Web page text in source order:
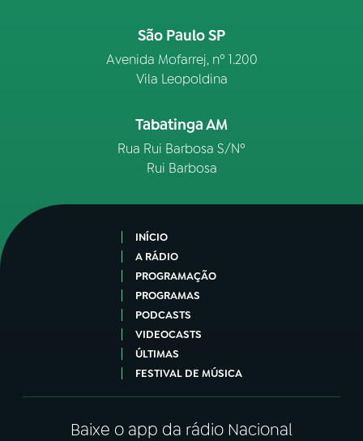
São Paulo SP
Avenida Mofarrej, nº 1.200
Vila Leopoldina
Tabatinga AM
Rua Rui Barbosa S/Nº
Rui Barbosa
INÍCIO
A RÁDIO
PROGRAMAÇÃO
PROGRAMAS
PODCASTS
VIDEOCASTS
ÚLTIMAS
FESTIVAL DE MÚSICA
Baixe o app da rádio Nacional